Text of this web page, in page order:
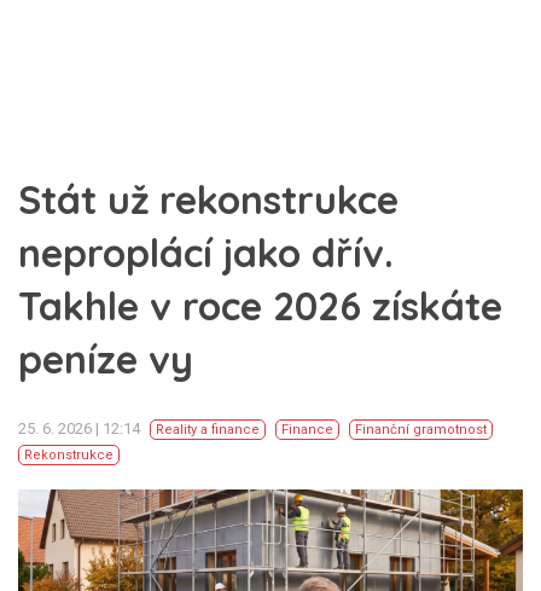
Stát už rekonstrukce
neproplácí jako dřív.
Takhle v roce 2026 získáte
peníze vy
25. 6. 2026 | 12:14 Reality a finance Finance
Finanční gramotnost
Rekonstrukce